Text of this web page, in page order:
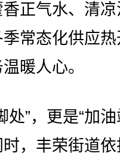
正气水、清
常态化供应
暖人心。
”，更是“加油
，丰荣街道